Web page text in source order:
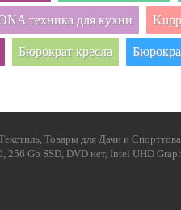
техника для кухни
Бюрократ кресла
Товары для Дачи и
Gb SSD, DVD нет, Intel UHD